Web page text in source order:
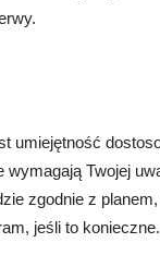
umiejętność
Twojej
zgodnie z
jeśli to konieczne.